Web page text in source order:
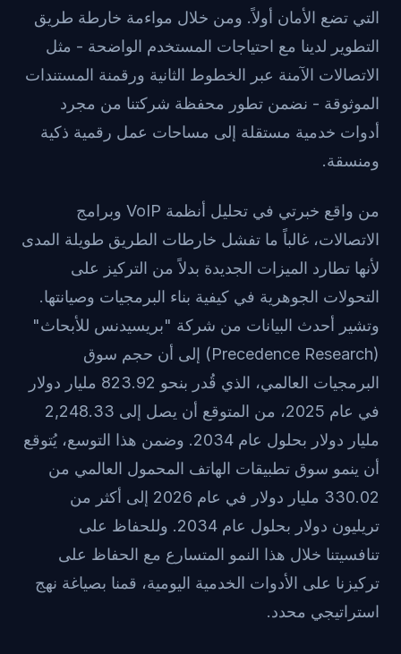
التي تضع الأمان أولاً. ومن خلال مواءمة خارطة طريق
التطوير لدينا مع احتياجات المستخدم الواضحة - مثل
الاتصالات الآمنة عبر الخطوط الثانية ورقمنة المستندات
الموثوقة - نضمن تطور محفظة شركتنا من مجرد
أدوات خدمية مستقلة إلى مساحات عمل رقمية ذكية
ومنسقة.
من واقع خبرتي في تحليل أنظمة VoIP وبرامج
الاتصالات، غالباً ما تفشل خارطات الطريق طويلة المدى
لأنها تطارد الميزات الجديدة بدلاً من التركيز على
التحولات الجوهرية في كيفية بناء البرمجيات وصيانتها.
وتشير أحدث البيانات من شركة "بريسيدنس للأبحاث"
(Precedence Research) إلى أن حجم سوق
البرمجيات العالمي، الذي قُدر بنحو 823.92 مليار دولار
في عام 2025، من المتوقع أن يصل إلى 2,248.33
مليار دولار بحلول عام 2034. وضمن هذا التوسع، يُتوقع
أن ينمو سوق تطبيقات الهاتف المحمول العالمي من
330.02 مليار دولار في عام 2026 إلى أكثر من
تريليون دولار بحلول عام 2034. وللحفاظ على
تنافسيتنا خلال هذا النمو المتسارع مع الحفاظ على
تركيزنا على الأدوات الخدمية اليومية، قمنا بصياغة نهج
استراتيجي محدد.